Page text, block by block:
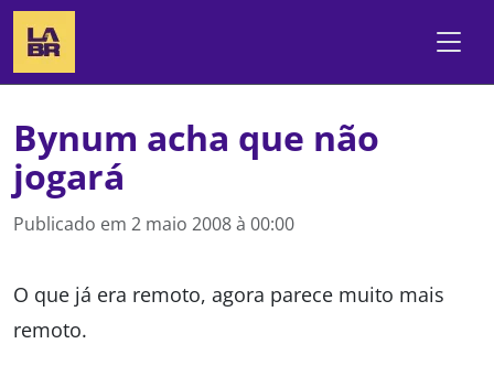
Bynum acha que não
jogará
Publicado em 2 maio 2008 à 00:00
O que já era remoto, agora parece muito mais
remoto.